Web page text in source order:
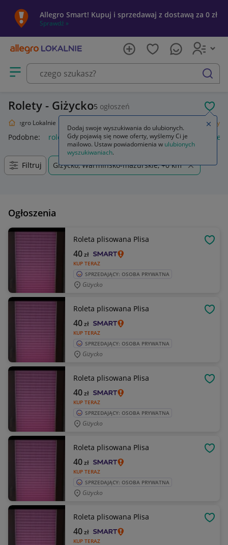
Allegro Smart! Kupuj i sprzedawaj z dostawą za 0 zł
Sprawdź »
Otwórz menu z kategoriami
szukaj
Rolety - Giżycko5 ogłoszeń
Allegro Lokalnie Rolety
Podobne: rolety rolety dzień noc rolety zewnętrzne
Filtruj Giżycko, Warmińsko-mazurskie, +0 km
Ogłoszenia
Roleta plisowana Plisa
KUP TERAZ
40zł
SPRZEDAJĄCY: OSOBA PRYWATNA
Giżycko
Roleta plisowana Plisa
KUP TERAZ
40zł
SPRZEDAJĄCY: OSOBA PRYWATNA
Giżycko
Roleta plisowana Plisa
KUP TERAZ
40zł
SPRZEDAJĄCY: OSOBA PRYWATNA
Giżycko
Roleta plisowana Plisa
KUP TERAZ
40zł
SPRZEDAJĄCY: OSOBA PRYWATNA
Giżycko
Roleta plisowana Plisa
KUP TERAZ
40zł
Dodaj swoje wyszukiwania do ulubionych.
Gdy pojawią się nowe oferty, wyślemy Ci je
mailowo. Ustaw powiadomienia w ulubionych
wyszukiwaniach.